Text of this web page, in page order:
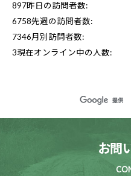
897昨日の訪問者数:
6758先週の訪問者数:
7346月別訪問者数:
3現在オンライン中の人数:
お問